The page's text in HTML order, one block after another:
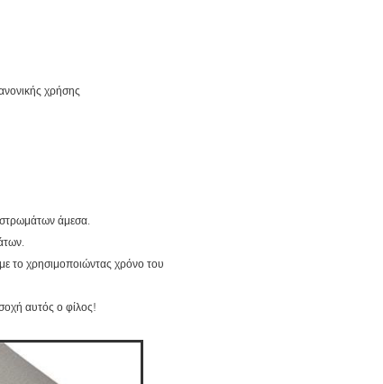
χρήσης
στρωμάτων άμεσα.
το χρησιμοποιώντας χρόνο του
αυτός ο φίλος!